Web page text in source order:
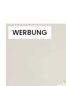
WERBUNG